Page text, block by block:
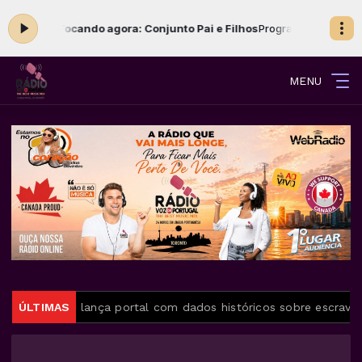
Tocando agora: Conjunto Pai e FilhosPrograma Despertar com
MENU
ÚLTIMAS
ONU lança portal com dados históricos sobre escravidão de